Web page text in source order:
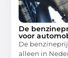
De
voor
De
alleen in